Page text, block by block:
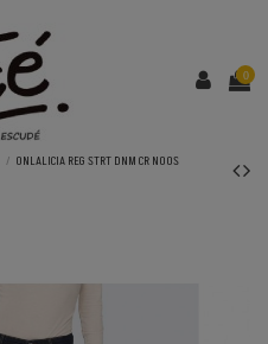
0
ONLALICIA REG STRT DNM CR NOOS